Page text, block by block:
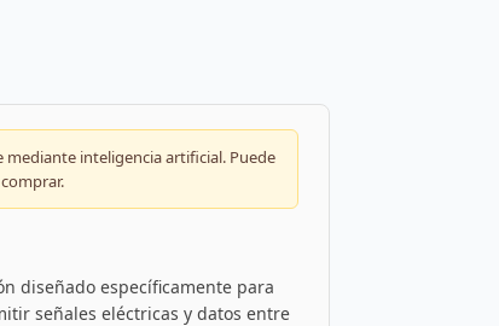
inteligencia artificial. Puede
diseñado específicamente para
señales eléctricas y datos entre